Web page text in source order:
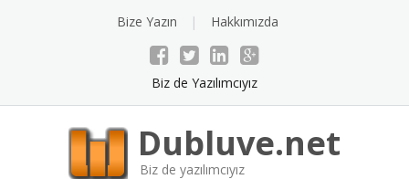
Bize Yazın Hakkımızda
Biz de Yazılımcıyız
Dubluve.net
Biz de yazılımcıyız